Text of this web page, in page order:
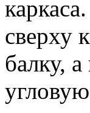
сверху
балку,